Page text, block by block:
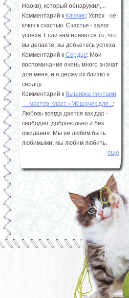
Наоки), который обнаружил,...
Комментарий к Ключик: Успех - не
ключ к счастью. Счастье - залог
успеха. Если вам нравится то, что
вы делаете, вы добьетесь успеха.
Комментарий к Сердце: Мои
воспоминания очень много значат
для меня, и я держу их близко к
сердцу.
Комментарий к Вышивка лентами
― мастер-класс «Мешочек для...:
Любовь всегда дается как дар -
свободно, добровольно и без
ожидания. Мы не любим быть
любимыми; мы любим любить.
еще